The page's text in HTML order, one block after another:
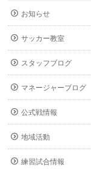
お知らせ
サッカー教室
スタッフブログ
マネージャーブログ
公式戦情報
地域活動
練習試合情報